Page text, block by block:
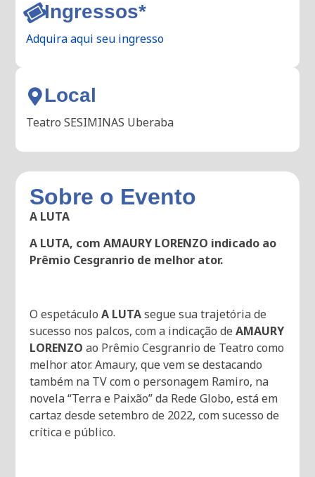
Ingressos*
Adquira aqui seu ingresso
Local
Teatro SESIMINAS Uberaba
Sobre o Evento
A LUTA
A LUTA, com AMAURY LORENZO indicado ao
Prêmio Cesgranrio de melhor ator.
O espetáculoA LUTAsegue sua trajetória de
sucesso nos palcos, com a indicação deAMAURY
LORENZO ao Prêmio Cesgranrio de Teatro como
melhor ator. Amaury, que vem se destacando
também na TV com o personagem Ramiro, na
novela “Terra e Paixão” da Rede Globo, está em
cartaz desde setembro de 2022, com sucesso de
crítica e público.